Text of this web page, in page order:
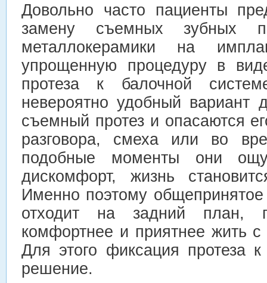
Довольно часто пациенты
замену съемных зубных
металлокерамики на
упрощенную процедуру в
протеза к балочной
невероятно удобный
съемный протез и опасаются
разговора, смеха или во
подобные моменты они
дискомфорт, жизнь
Именно поэтому общепринятое
отходит на задний план,
комфортнее и приятнее жить
Для этого фиксация протеза
решение.